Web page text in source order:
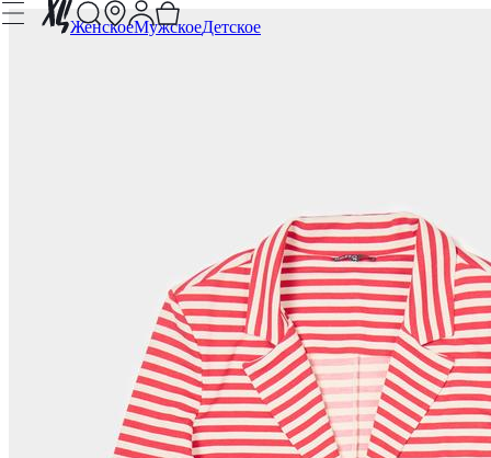
ЖенскоеМужскоеДетское